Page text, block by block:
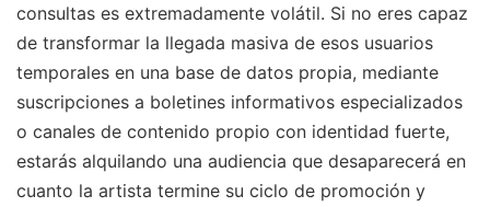
consultas es extremadamente volátil. Si no eres capaz
de transformar la llegada masiva de esos usuarios
temporales en una base de datos propia, mediante
suscripciones a boletines informativos especializados
o canales de contenido propio con identidad fuerte,
estarás alquilando una audiencia que desaparecerá en
cuanto la artista termine su ciclo de promoción y